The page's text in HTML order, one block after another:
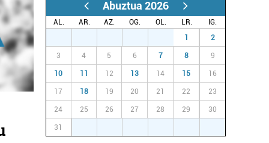
Abuztua 2026
AL. AR. AZ. OG. OL. LR.
IG.
1 2
3 4 5 6 7 8 9
10 11 12 13 14 15 16
17 18 19 20 21 22 23
24 25 26 27 28 29 30
31